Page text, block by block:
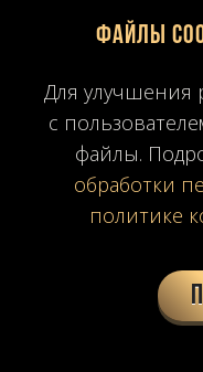
Файлы
Для улучшения
с
файлы.
обработки
политике